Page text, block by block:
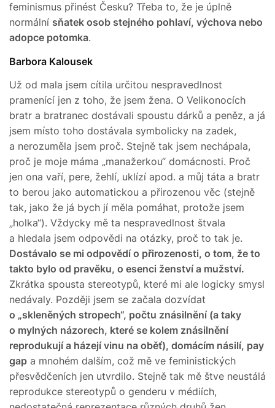
feminismus přinést Česku? Třeba to, že je úplně
normální sňatek osob stejného pohlaví, výchova nebo
adopce potomka.
Barbora Kalousek
Už od mala jsem cítila určitou nespravedlnost
pramenící jen z toho, že jsem žena. O Velikonocích
bratr a bratranec dostávali spoustu dárků a peněz, a já
jsem místo toho dostávala symbolicky na zadek,
a nerozuměla jsem proč. Stejně tak jsem nechápala,
proč je moje máma „manažerkou“ domácnosti. Proč
jen ona vaří, pere, žehlí, uklízí apod. a můj táta a bratr
to berou jako automatickou a přirozenou věc (stejně
tak, jako že já bych jí měla pomáhat, protože jsem
„holka“). Vždycky mě ta nespravedlnost štvala
a hledala jsem odpovědi na otázky, proč to tak je.
Dostávalo se mi odpovědí o přirozenosti, o tom, že to
takto bylo od pravěku, o esenci ženství a mužství.
Zkrátka spousta stereotypů, které mi ale logicky smysl
nedávaly. Později jsem se začala dozvídat
o „skleněných stropech“, počtu znásilnění (a taky
o mylných názorech, které se kolem znásilnění
reprodukují a házejí vinu na oběť), domácím násilí, pay
gap a mnohém dalším, což mě ve feministických
přesvědčeních jen utvrdilo. Stejně tak mě štve neustálá
reprodukce stereotypů o genderu v médiích,